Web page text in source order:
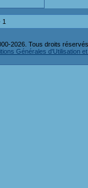
1
2026. Tous droits
Générales d'Utilisation